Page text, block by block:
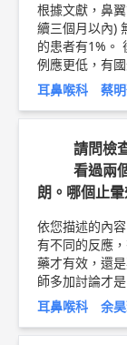
根據文獻，鼻
續三個月以內)
的患者有1%。
例應更低，有
併發症的比例為0%。 然而，併發症機率的
醫師的經驗與
手術前都應該
則術後造成永
類手術。 目前神經截斷術多採用內視鏡微創手術，因傷口
小，出血少，
者狀況後再作
術。 以上純係觀念交流，一切以醫師實際看診為準。 嘉義
p://bit.ly/
耳鼻喉科 蔡
請問檢
看過兩
朗。哪個止
依您描述的內
有不同的反應
藥才有效，還
師多加討論才是，供
流，一切以醫師實際看診為
治醫師 柳營奇美
介 ►http://
耳鼻喉科 余